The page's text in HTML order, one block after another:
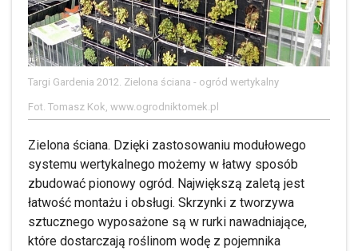
Targi Gardenia 2012. Zielona ściana - ogród wertykalny
Fot. Tomasz Kok, www.ogrodniktomek.pl
Zielona ściana. Dzięki zastosowaniu modułowego
systemu wertykalnego możemy w łatwy sposób
zbudować pionowy ogród. Największą zaletą jest
łatwość montażu i obsługi. Skrzynki z tworzywa
sztucznego wyposażone są w rurki nawadniające,
które dostarczają roślinom wodę z pojemnika